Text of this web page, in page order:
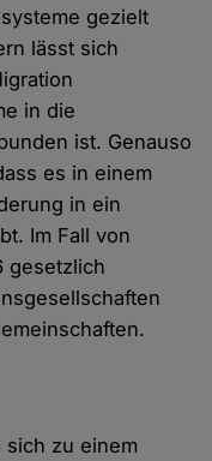
gezielt
lässt sich
in die
ist. Genauso
es in einem
in ein
Im Fall von
gesetzlich
sich zu einem